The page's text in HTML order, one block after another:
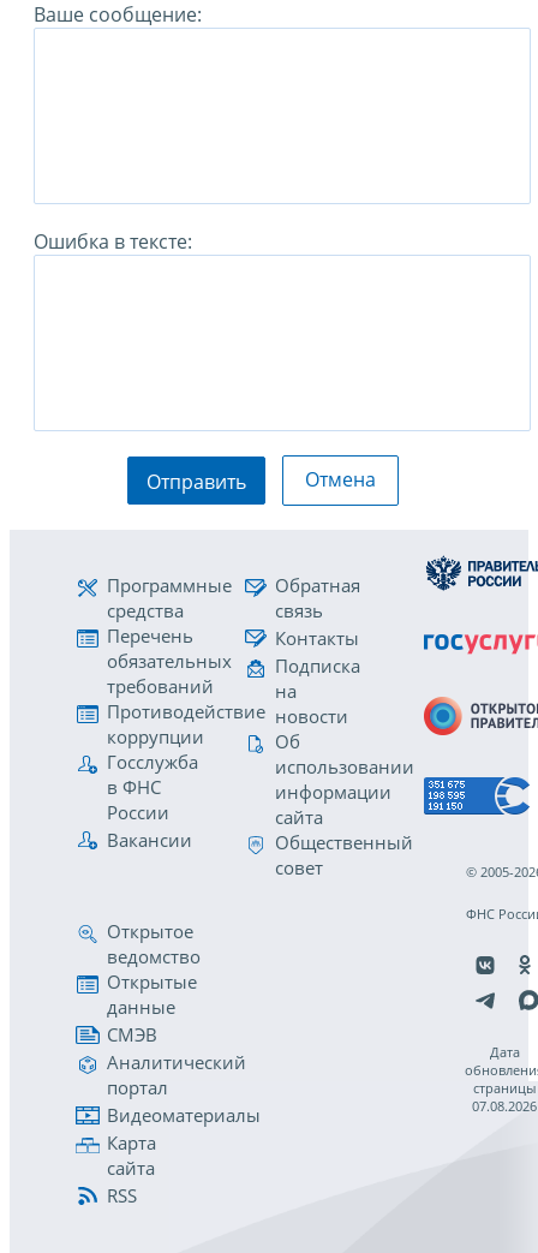
Ваше сообщение:
Ошибка в тексте:
Отправить Отмена
Программные
средства
Перечень
обязательных
требований
Противодействие
коррупции
Госслужба
в ФНС
России
Вакансии
Обратная
связь
Контакты
Подписка
на
новости
Об
использовании
информации
сайта
Общественный
совет
Открытое
ведомство
Открытые
данные
СМЭВ
Аналитический
портал
Видеоматериалы
Карта
сайта
RSS
© 2005-
ФНС
Дата
страницы
07.08.2026